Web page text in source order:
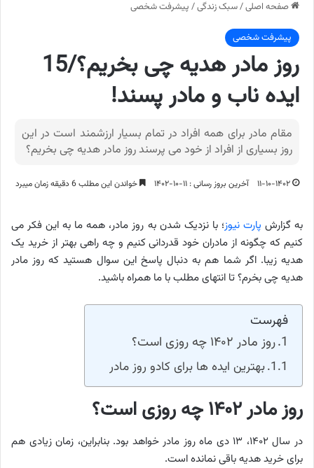
صفحه اصلی/سبک زندگی/ پیشرفت شخصی
پیشرفت شخصی
روز مادر هدیه چی بخریم؟/15
ایده ناب و مادر پسند!
مقام مادر برای همه افراد در تمام بسیار ارزشمند است در این
روز بسیاری از افراد از خود می پرسند روز مادر هدیه چی بخریم؟
۱۱-۱۰-۱۴۰۲ آخرین بروز رسانی : ۱۱-۱۰-۱۴۰۲ خواندن این مطلب 6 دقیقه زمان میبرد
به گزارش پارت نیوز؛ با نزدیک شدن به روز مادر، همه ما به این فکر می
کنیم که چگونه از مادران خود قدردانی کنیم و چه راهی بهتر از خرید یک
هدیه زیبا. اگر شما هم به دنبال پاسخ این سوال هستید که روز مادر
هدیه چی بخرم؟ تا انتهای مطلب با ما همراه باشید.
فهرست
روز مادر ۱۴۰۲ چه روزی است؟
بهترین ایده ها برای کادو روز مادر
روز مادر ۱۴۰۲ چه روزی است؟
در سال ۱۴۰۲، ۱۳ دی ماه روز مادر خواهد بود. بنابراین، زمان زیادی هم
برای خرید هدیه باقی نمانده است.